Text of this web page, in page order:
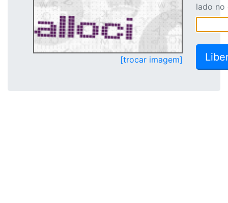
[trocar imagem]
lado no